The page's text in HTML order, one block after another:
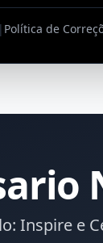
| Política de
Inspire e